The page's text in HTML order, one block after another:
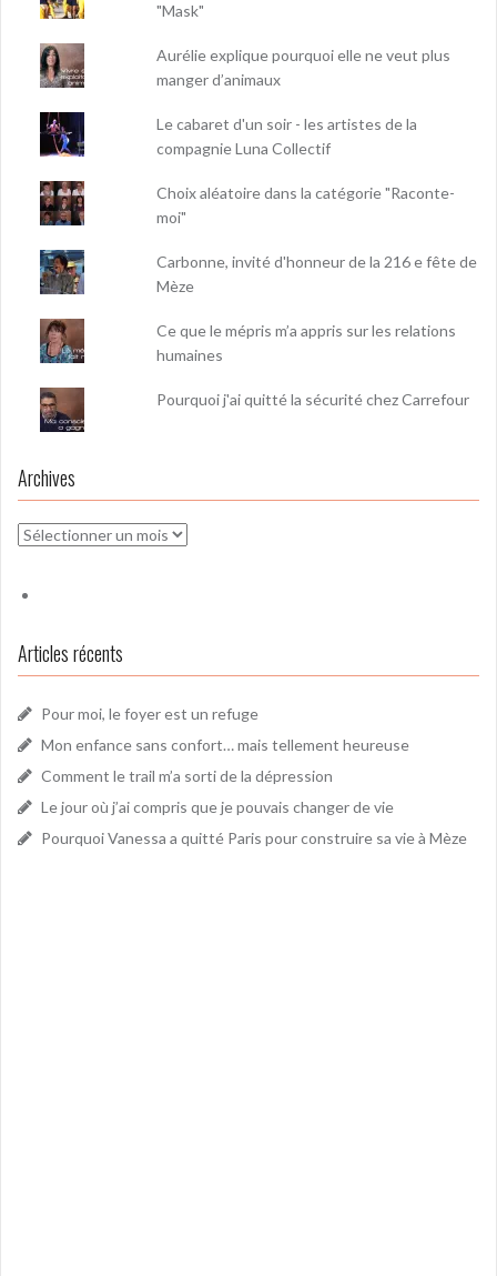
"Mask"
Aurélie explique pourquoi elle ne veut plus
manger d’animaux
Le cabaret d'un soir - les artistes de la
compagnie Luna Collectif
Choix aléatoire dans la catégorie "Raconte-
moi"
Carbonne, invité d'honneur de la 216 e fête de
Mèze
Ce que le mépris m’a appris sur les relations
humaines
Pourquoi j'ai quitté la sécurité chez Carrefour
Archives
Archives
Articles récents
Pour moi, le foyer est un refuge
Mon enfance sans confort… mais tellement heureuse
Comment le trail m’a sorti de la dépression
Le jour où j’ai compris que je pouvais changer de vie
Pourquoi Vanessa a quitté Paris pour construire sa vie à Mèze